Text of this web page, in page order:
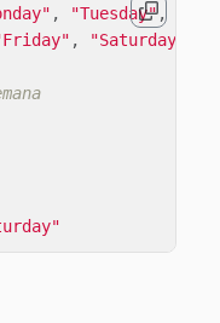
, "Tuesday",
, "Saturday"